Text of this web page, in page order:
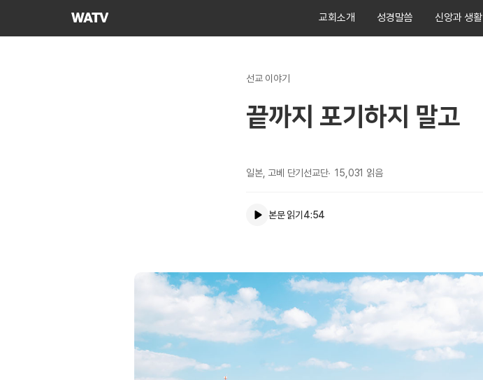
하나님의교회
교회소개 성경말씀 신앙과 생활
선교 이야기
끝까지 포기하지 말고
일본, 고베 단기선교단 15,031 읽음
본문 읽기4:54